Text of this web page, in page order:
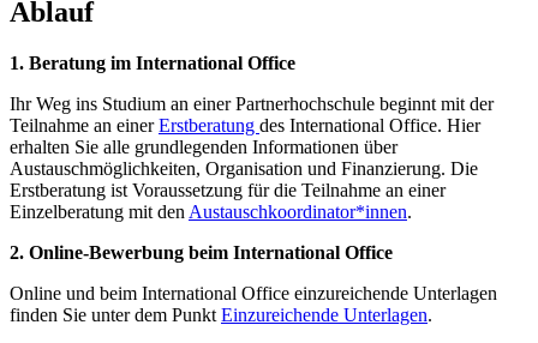
Ablauf
1. Beratung im International Office
Ihr Weg ins Studium an einer Partnerhochschule beginnt mit der
Teilnahme an einerErstberatung des International Office. Hier
erhalten Sie alle grundlegenden Informationen über
Austauschmöglichkeiten, Organisation und Finanzierung. Die
Erstberatung ist Voraussetzung für die Teilnahme an einer
Einzelberatung mit den Austauschkoordinator*innen.
2. Online-Bewerbung beim International Office
Online und beim International Office einzureichende Unterlagen
finden Sie unter dem Punkt Einzureichende Unterlagen.